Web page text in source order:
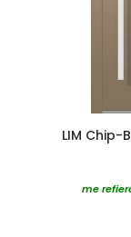
LIM
me